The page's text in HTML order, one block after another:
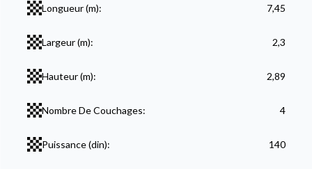
Longueur (m): 7,45
Largeur (m): 2,3
Hauteur (m): 2,89
Nombre De Couchages: 4
Puissance (din): 140